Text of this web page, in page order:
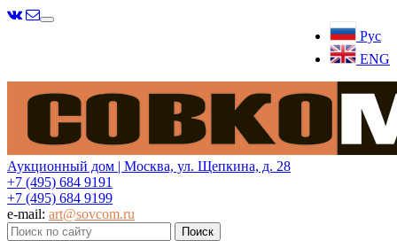
Рус
ENG
Меню
Аукционный дом | Москва, ул. Щепкина, д. 28
+7 (495) 684 9191
+7 (495) 684 9199
e-mail: art@sovcom.ru